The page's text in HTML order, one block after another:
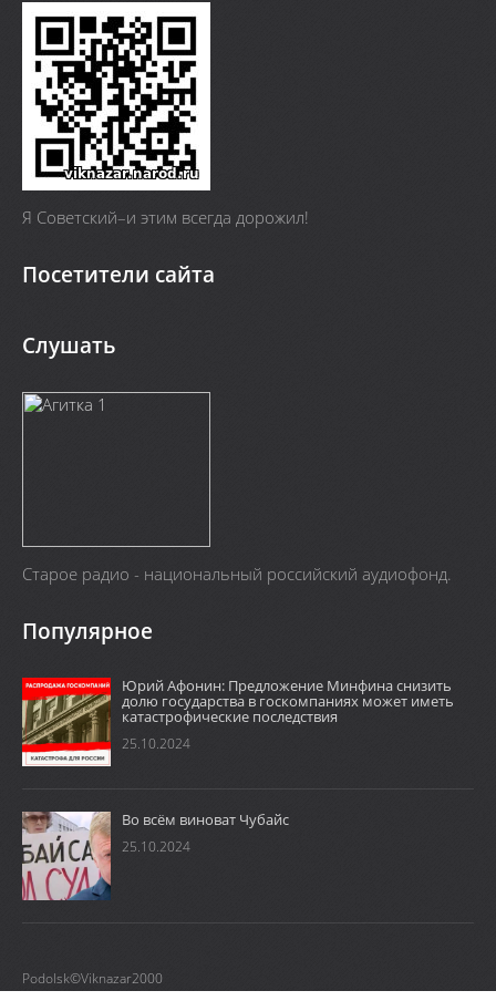
Я Cоветский–и этим всегда дорожил!
Посетители сайта
Слушать
Старое радио - национальный российский аудиофонд.
Популярное
Юрий Афонин: Предложение Минфина снизить
долю государства в госкомпаниях может иметь
катастрофические последствия
25.10.2024
Во всём виноват Чубайс
25.10.2024
Podolsk©Viknazar2000